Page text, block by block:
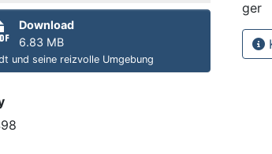
Download
6.83 MB
und seine reizvolle Umgebung
ger